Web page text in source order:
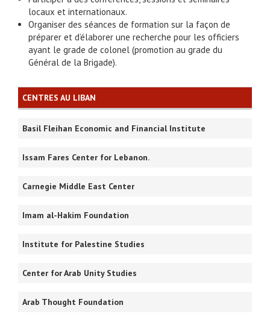
locaux et internationaux.
Organiser des séances de formation sur la façon de
préparer et d’élaborer une recherche pour les officiers
ayant le grade de colonel (promotion au grade du
Général de la Brigade).
CENTRES AU LIBAN
Basil Fleihan Economic and Financial Institute
Issam Fares Center for Lebanon.
Carnegie Middle East Center
Imam al-Hakim Foundation
Institute for Palestine Studies
Center for Arab Unity Studies
Arab Thought Foundation